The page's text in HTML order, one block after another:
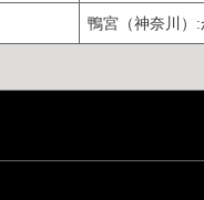
鴨宮（神奈川）